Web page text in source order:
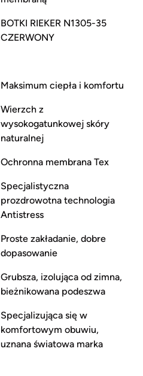
BOTKI RIEKER N1305-35
CZERWONY
Maksimum ciepła i komfortu
Wierzch z
wysokogatunkowej skóry
naturalnej
Ochronna membrana Tex
Specjalistyczna
prozdrowotna technologia
Antistress
Proste zakładanie, dobre
dopasowanie
Grubsza, izolująca od zimna,
bieżnikowana podeszwa
Specjalizująca się w
komfortowym obuwiu,
uznana światowa marka